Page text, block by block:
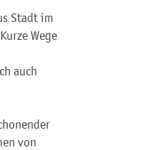
Stadt im
Wege
auch
von